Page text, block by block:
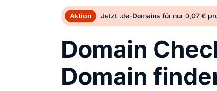
Aktion Jetzt .de-Domains für nur 0,07 €
Domain
Domain